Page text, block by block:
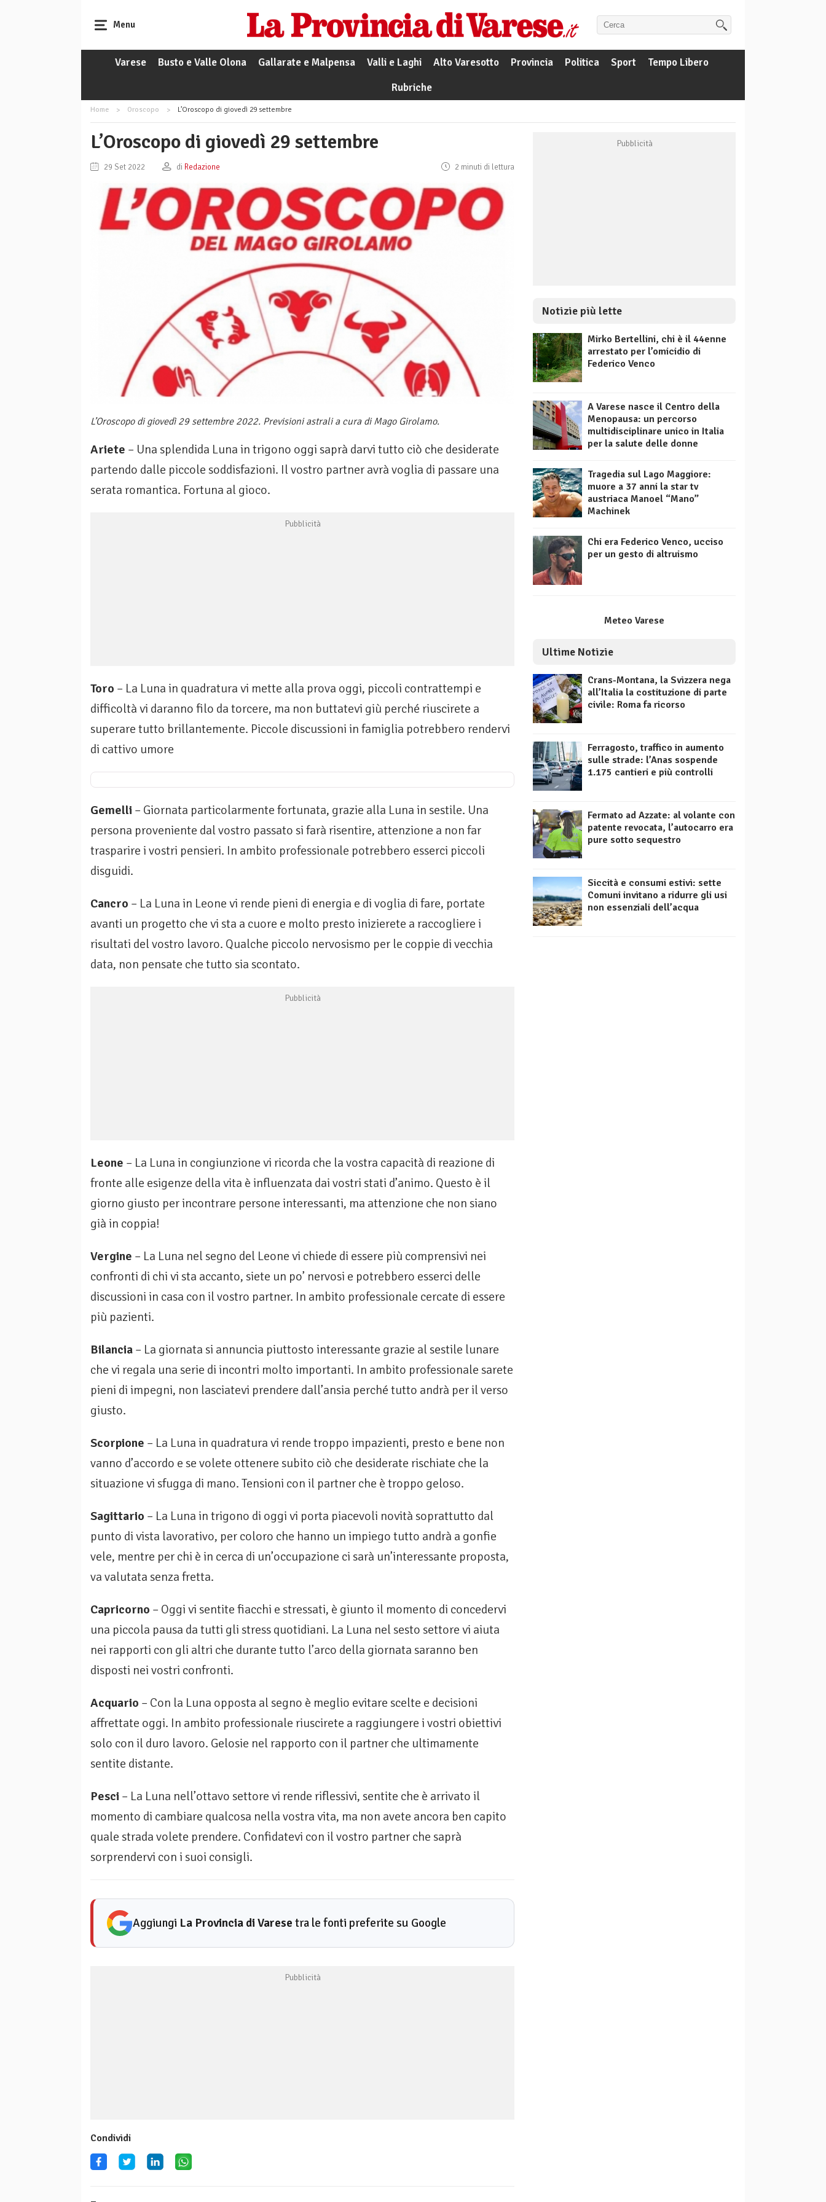
Menu
Varese Busto e Valle Olona Gallarate e Malpensa Valli e Laghi Alto Varesotto Provincia Politica Sport
Tempo Libero
Rubriche
Home Oroscopo L’Oroscopo di giovedì 29 settembre
L’Oroscopo di giovedì 29 settembre
29 Set 2022 di Redazione 2 minuti di lettura
L’Oroscopo di giovedì 29 settembre 2022. Previsioni astrali a cura di Mago Girolamo.
Ariete – Una splendida Luna in trigono oggi saprà darvi tutto ciò che desiderate
partendo dalle piccole soddisfazioni. Il vostro partner avrà voglia di passare una
serata romantica. Fortuna al gioco.
Toro – La Luna in quadratura vi mette alla prova oggi, piccoli contrattempi e
difficoltà vi daranno filo da torcere, ma non buttatevi giù perché riuscirete a
superare tutto brillantemente. Piccole discussioni in famiglia potrebbero rendervi
di cattivo umore
Gemelli – Giornata particolarmente fortunata, grazie alla Luna in sestile. Una
persona proveniente dal vostro passato si farà risentire, attenzione a non far
trasparire i vostri pensieri. In ambito professionale potrebbero esserci piccoli
disguidi.
Cancro – La Luna in Leone vi rende pieni di energia e di voglia di fare, portate
avanti un progetto che vi sta a cuore e molto presto inizierete a raccogliere i
risultati del vostro lavoro. Qualche piccolo nervosismo per le coppie di vecchia
data, non pensate che tutto sia scontato.
Leone – La Luna in congiunzione vi ricorda che la vostra capacità di reazione di
fronte alle esigenze della vita è influenzata dai vostri stati d’animo. Questo è il
giorno giusto per incontrare persone interessanti, ma attenzione che non siano
già in coppia!
Vergine – La Luna nel segno del Leone vi chiede di essere più comprensivi nei
confronti di chi vi sta accanto, siete un po’ nervosi e potrebbero esserci delle
discussioni in casa con il vostro partner. In ambito professionale cercate di essere
più pazienti.
Bilancia – La giornata si annuncia piuttosto interessante grazie al sestile lunare
che vi regala una serie di incontri molto importanti. In ambito professionale sarete
pieni di impegni, non lasciatevi prendere dall’ansia perché tutto andrà per il verso
giusto.
Scorpione – La Luna in quadratura vi rende troppo impazienti, presto e bene non
vanno d’accordo e se volete ottenere subito ciò che desiderate rischiate che la
situazione vi sfugga di mano. Tensioni con il partner che è troppo geloso.
Sagittario – La Luna in trigono di oggi vi porta piacevoli novità soprattutto dal
punto di vista lavorativo, per coloro che hanno un impiego tutto andrà a gonfie
vele, mentre per chi è in cerca di un’occupazione ci sarà un’interessante proposta,
va valutata senza fretta.
Capricorno – Oggi vi sentite fiacchi e stressati, è giunto il momento di concedervi
una piccola pausa da tutti gli stress quotidiani. La Luna nel sesto settore vi aiuta
nei rapporti con gli altri che durante tutto l’arco della giornata saranno ben
disposti nei vostri confronti.
Acquario – Con la Luna opposta al segno è meglio evitare scelte e decisioni
affrettate oggi. In ambito professionale riuscirete a raggiungere i vostri obiettivi
solo con il duro lavoro. Gelosie nel rapporto con il partner che ultimamente
sentite distante.
Pesci – La Luna nell’ottavo settore vi rende riflessivi, sentite che è arrivato il
momento di cambiare qualcosa nella vostra vita, ma non avete ancora ben capito
quale strada volete prendere. Confidatevi con il vostro partner che saprà
sorprendervi con i suoi consigli.
Aggiungi La Provincia di Varese tra le fonti preferite su Google
Condividi
Notizie più lette
Mirko Bertellini, chi è il 44enne
arrestato per l’omicidio di
Federico Venco
A Varese nasce il Centro della
Menopausa: un percorso
multidisciplinare unico in Italia
per la salute delle donne
Tragedia sul Lago Maggiore:
muore a 37 anni la star tv
austriaca Manoel “Mano”
Machinek
Chi era Federico Venco, ucciso
per un gesto di altruismo
Meteo Varese
Ultime Notizie
Crans-Montana, la Svizzera nega
all’Italia la costituzione di parte
civile: Roma fa ricorso
Ferragosto, traffico in aumento
sulle strade: l’Anas sospende
1.175 cantieri e più controlli
Fermato ad Azzate: al volante con
patente revocata, l’autocarro era
pure sotto sequestro
Siccità e consumi estivi: sette
Comuni invitano a ridurre gli usi
non essenziali dell’acqua